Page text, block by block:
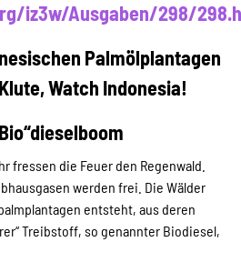
iz3w/Ausgaben/298/
Palmölplantagen
Watch Indonesia!
fressen die Feuer den Regenwald.
werden frei. Die Wälder
entsteht, aus deren
Treibstoff, so genannter Biodiesel,